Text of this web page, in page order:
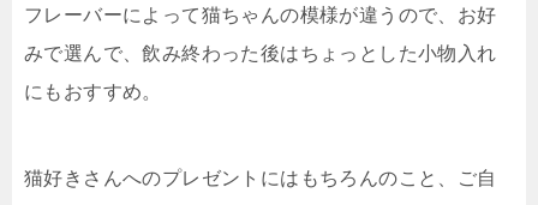
フレーバーによって猫ちゃんの模様が違うので、お好
みで選んで、飲み終わった後はちょっとした小物入れ
にもおすすめ。
猫好きさんへのプレゼントにはもちろんのこと、ご自